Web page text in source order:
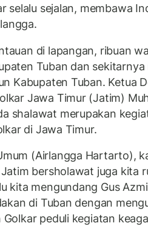
selalu sejalan, membawa
di lapangan, ribuan
Tuban dan
Kabupaten Tuban. Ketua
Jawa Timur (Jatim)
shalawat merupakan
di Jawa Timur.
(Airlangga Hartarto),
bersholawat juga kita
kita mengundang Gus
di Tuban dengan
peduli kegiatan